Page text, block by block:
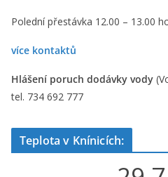
Polední přestávka 12.00 – 13.00
více kontaktů
Hlášení poruch dodávky vody
tel. 734 692 777
Teplota v Knínicích: